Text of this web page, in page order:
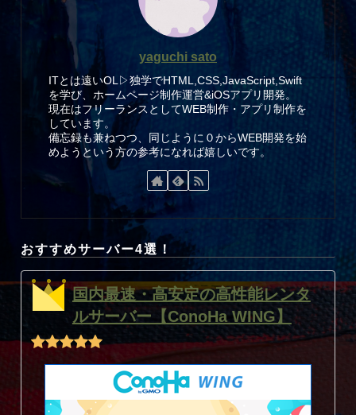
yaguchi sato
ITとは遠いOL▷独学でHTML,CSS,JavaScript,Swift
を学び、ホームページ制作運営&iOSアプリ開発。
現在はフリーランスとしてWEB制作・アプリ制作を
しています。
備忘録も兼ねつつ、同じように０からWEB開発を始
めようという方の参考になれば嬉しいです。
おすすめサーバー4選！
国内最速・高安定の高性能レンタ
ルサーバー【ConoHa WING】